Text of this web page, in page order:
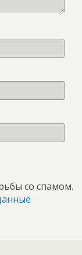
со спамом.